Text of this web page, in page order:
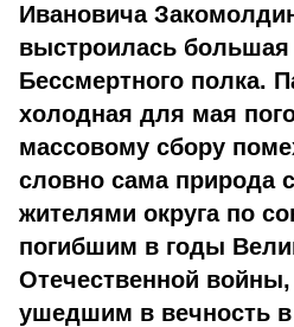
Ивановича
выстроилась большая
Бессмертного полка.
холодная для мая
массовому сбору
словно сама природа
жителями округа по
погибшим в годы
Отечественной войны,
ушедшим в вечность